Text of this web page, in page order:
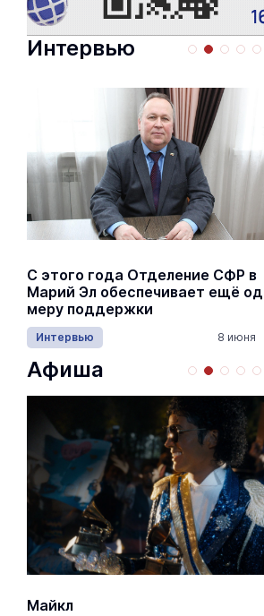
Интервью
С этого года Отделение СФР в
Марий Эл обеспечивает ещё
меру поддержки
Интервью 8 июня
Афиша
Майкл
Перед началом учебного года в
Йошкар-Оле обновляют
разметку
переходов.